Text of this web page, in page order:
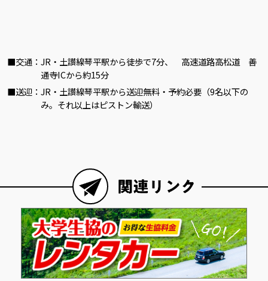
交通
JR・土讃線琴平駅から徒歩で7分、 高速道路高松道 善
通寺ICから約15分
送迎
JR・土讃線琴平駅から送迎無料・予約必要（9名以下の
み。それ以上はピストン輸送）